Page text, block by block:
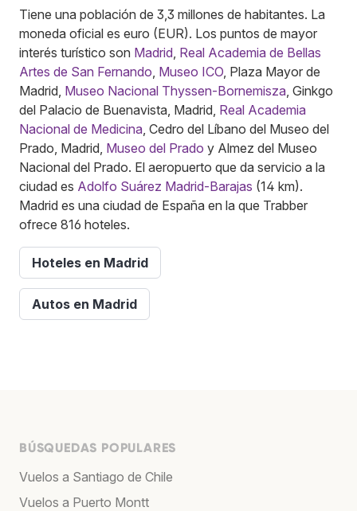
Tiene una población de 3,3 millones de habitantes. La
moneda oficial es euro (EUR). Los puntos de mayor
interés turístico son Madrid Real Academia de Bellas
Artes de San Fernando Museo ICO , Plaza Mayor de
Madrid, Museo Nacional Thyssen-Bornemisza , Ginkgo
del Palacio de Buenavista, Madrid, Real Academia
Nacional de Medicina , Cedro del Líbano del Museo del
Prado, Madrid, Museo del Prado y Almez del Museo
Nacional del Prado. El aeropuerto que da servicio a la
ciudad es Adolfo Suárez Madrid-Barajas (14 km).
Madrid es una ciudad de España en la que Trabber
ofrece 816 hoteles.
Hoteles en Madrid
Autos en Madrid
BÚSQUEDAS POPULARES
Vuelos a Santiago de Chile
Vuelos a Puerto Montt